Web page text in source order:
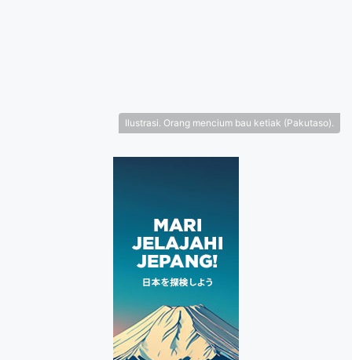
Ilustrasi. Orang mencium bau ketiak (Pakutaso).